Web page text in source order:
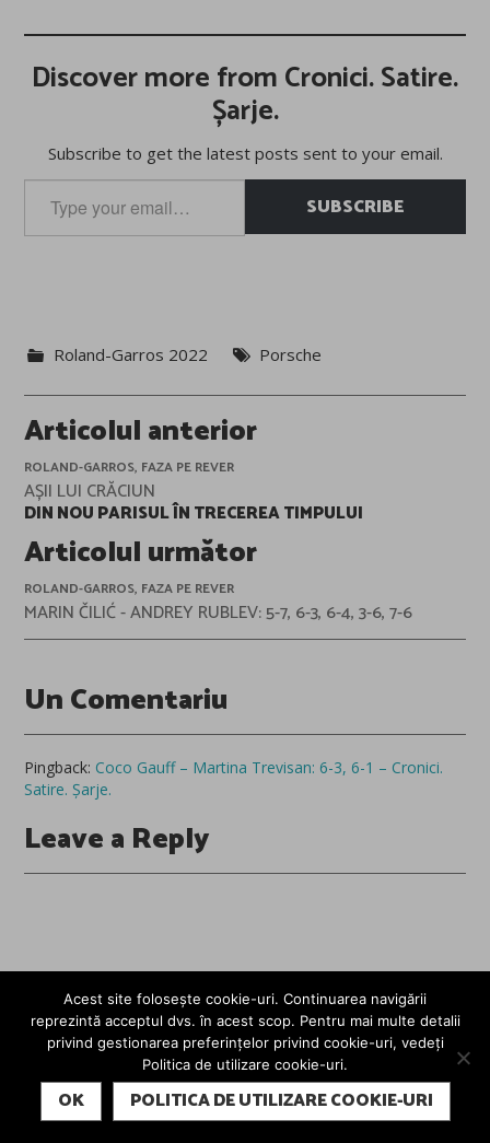
Discover more from Cronici. Satire.
Șarje.
Subscribe to get the latest posts sent to your email.
your
email…
SUBSCRIBE
Roland-Garros 2022 Porsche
Post
navigation
Articolul anterior
ROLAND-GARROS, FAZA PE REVER
AȘII LUI CRĂCIUN
DIN NOU PARISUL ÎN TRECEREA TIMPULUI
Articolul următor
ROLAND-GARROS, FAZA PE REVER
MARIN ČILIĆ - ANDREY RUBLEV: 5-7, 6-3, 6-4, 3-6, 7-6
Un Comentariu
Pingback: Coco Gauff – Martina Trevisan: 6-3, 6-1 – Cronici.
Satire. Șarje.
Leave a Reply
SUBSCRIBE
Acest site folosește cookie-uri. Continuarea navigării
reprezintă acceptul dvs. în acest scop. Pentru mai multe detalii
privind gestionarea preferințelor privind cookie-uri, vedeți
Politica de utilizare cookie-uri.
OK POLITICA DE UTILIZARE COOKIE-URI